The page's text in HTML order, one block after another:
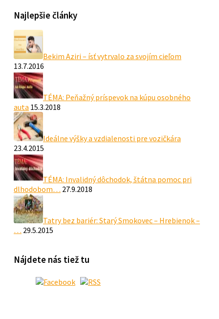
Najlepšie články
Bekim Aziri – ísť vytrvalo za svojím cieľom
13.7.2016
TÉMA: Peňažný príspevok na kúpu osobného
auta 15.3.2018
Ideálne výšky a vzdialenosti pre vozičkára
23.4.2015
TÉMA: Invalidný dôchodok, štátna pomoc pri
dlhodobom… 27.9.2018
Tatry bez bariér: Starý Smokovec – Hrebienok –
… 29.5.2015
Nájdete nás tiež tu